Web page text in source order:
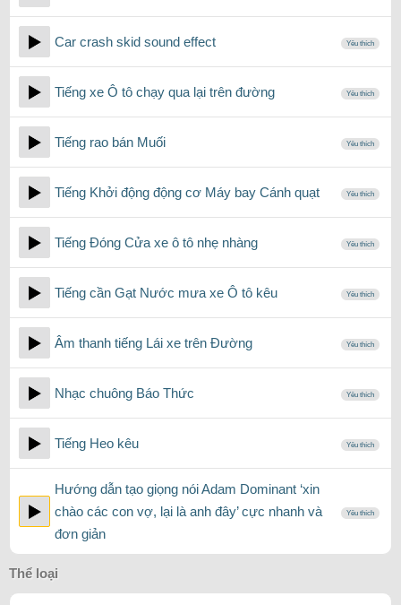
Car crash skid sound effect Yêu thích
Tiếng xe Ô tô chạy qua lại trên đường Yêu thích
Tiếng rao bán Muối Yêu thích
Tiếng Khởi động động cơ Máy bay Cánh quạt Yêu thích
Tiếng Đóng Cửa xe ô tô nhẹ nhàng Yêu thích
Tiếng cần Gạt Nước mưa xe Ô tô kêu Yêu thích
Âm thanh tiếng Lái xe trên Đường Yêu thích
Nhạc chuông Báo Thức Yêu thích
Tiếng Heo kêu Yêu thích
Hướng dẫn tạo giọng nói Adam Dominant ‘xin
chào các con vợ, lại là anh đây’ cực nhanh và
đơn giản
Yêu thích
Thể loại